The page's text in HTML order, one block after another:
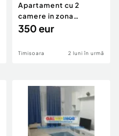
Apartament cu 2
camere in zona
Centrala
350 eur
Timisoara 2 luni în urmă